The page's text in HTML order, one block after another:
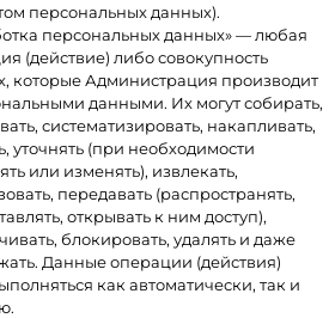
персональных данных).
персональных данных» — любая
(действие) либо совокупность
которые Администрация производит
данными. Их могут собирать,
систематизировать, накапливать,
уточнять (при необходимости
или изменять), извлекать,
передавать (распространять,
открывать к ним доступ),
блокировать, удалять и даже
Данные операции (действия)
как автоматически, так и